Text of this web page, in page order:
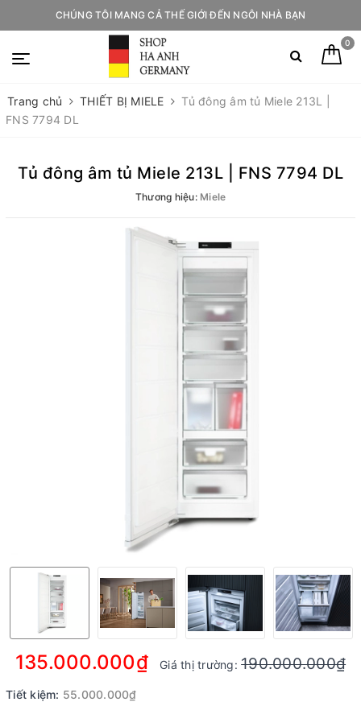
CHÚNG TÔI MANG CẢ THẾ GIỚI ĐẾN NGÔI NHÀ BẠN
0
Trang chủ THIẾT BỊ MIELE
Tủ đông âm tủ Miele 213L |
FNS 7794 DL
Tủ đông âm tủ Miele 213L | FNS 7794 DL
Thương hiệu: Miele
135.000.000₫ Giá thị trường:190.000.000₫
Tiết kiệm: 55.000.000₫